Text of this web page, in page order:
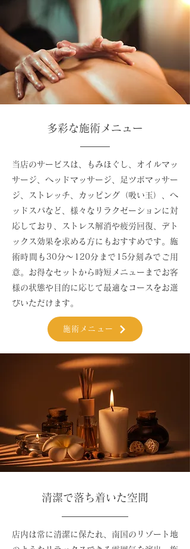
多彩な施術メニュー
当店のサービスは、もみほぐし、オイルマッ
サージ、ヘッドマッサージ、足ツボマッサー
ジ、ストレッチ、カッピング（吸い玉）、ヘ
ッドスパなど、様々なリラクゼーションに対
応しており、ストレス解消や疲労回復、デト
ックス効果を求める方にもおすすめです。施
術時間も30分～120分まで15分刻みでご用
意。お得なセットから時短メニューまでお客
様の状態や目的に応じて最適なコースをお選
びいただけます。
施術メニュー
清潔で落ち着いた空間
店内は常に清潔に保たれ、南国のリゾート地